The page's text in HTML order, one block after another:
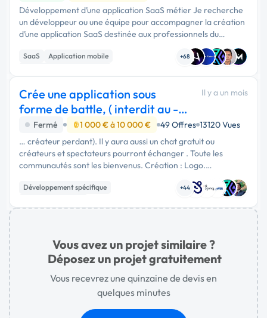
Développement d’une application SaaS métier Je recherche
un développeur ou une équipe pour accompagner la création
d’une application SaaS destinée aux professionnels du
opérationnell...
SaaS
Application mobile
+68
Crée une application sous
forme de battle, ( interdit au -
18 ans )
Il y a un mois
Fermé 1 000 € à 10 000 € 49 Offres 13120 Vues
… créateur perdant). Il y aura aussi un chat gratuit ou
créateurs et spectateurs pourront échanger . Toute les
communautés sont les bienvenus. Création : Logo.
Application sur: Site internet Android iPhone. Création des
conditions générales …
Développement spécifique
+44
Vous avez un projet similaire ?
Déposez un projet gratuitement
Vous recevrez une quinzaine de devis en
quelques minutes